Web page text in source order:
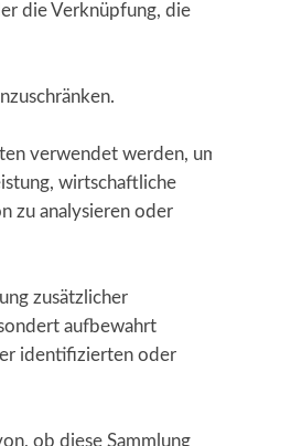
die Verknüpfung, die
verwendet werden, um
wirtschaftliche
zu analysieren oder
zusätzlicher
aufbewahrt
identifizierten oder
ob diese Sammlung